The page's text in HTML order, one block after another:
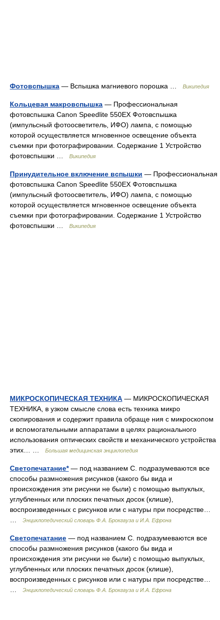
Фотовспышка — Вспышка магниевого порошка … Википедия
Кольцевая макровспышка — Профессиональная
фотовспышка Canon Speedlite 550EX Фотовспышка
(импульсный фотоосветитель, ИФО) лампа, с помощью
которой осуществляется мгновенное освещение объекта
съемки при фотографировании. Содержание 1 Устройство
фотовспышки …
Википедия
Принудительное включение вспышки — Профессиональная
фотовспышка Canon Speedlite 550EX Фотовспышка
(импульсный фотоосветитель, ИФО) лампа, с помощью
которой осуществляется мгновенное освещение объекта
съемки при фотографировании. Содержание 1 Устройство
фотовспышки …
Википедия
МИКРОСКОПИЧЕСКАЯ ТЕХНИКА — МИКРОСКОПИЧЕСКАЯ
ТЕХНИКА, в узком смысле слова есть техника микро
скопирования и содержит правила обраще ния с микроскопом
и вспомогательными аппаратами в целях рационального
использования оптических свойств и механического устройства
этих… …
Большая медицинская энциклопедия
Светопечатание*— под названием С. подразумеваются все
способы размножения рисунков (какого бы вида и
происхождения эти рисунки не были) с помощью выпуклых,
углубленных или плоских печатных досок (клише),
воспроизведенных с рисунков или с натуры при посредстве…
Энциклопедический словарь Ф.А. Брокгауза и И.А. Ефрона
Светопечатание — под названием С. подразумеваются все
способы размножения рисунков (какого бы вида и
происхождения эти рисунки не были) с помощью выпуклых,
углубленных или плоских печатных досок (клише),
воспроизведенных с рисунков или с натуры при посредстве…
Энциклопедический словарь Ф.А. Брокгауза и И.А. Ефрона